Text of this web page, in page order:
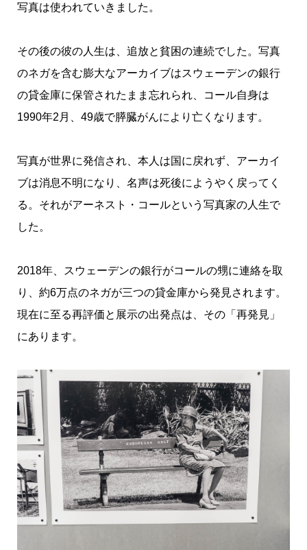
写真は使われていきました。
その後の彼の人生は、追放と貧困の連続でした。写真
のネガを含む膨大なアーカイブはスウェーデンの銀行
の貸金庫に保管されたまま忘れられ、コール自身は
1990年2月、49歳で膵臓がんにより亡くなります。
写真が世界に発信され、本人は国に戻れず、アーカイ
ブは消息不明になり、名声は死後にようやく戻ってく
る。それがアーネスト・コールという写真家の人生で
した。
2018年、スウェーデンの銀行がコールの甥に連絡を取
り、約6万点のネガが三つの貸金庫から発見されます。
現在に至る再評価と展示の出発点は、その「再発見」
にあります。